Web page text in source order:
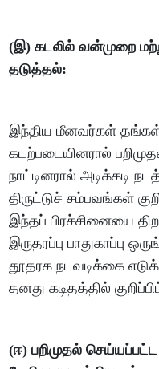
(இ) கடலில் வன்முறை
தடுத்தல்:
இந்திய மீனவர்கள்
கடற்படையினரால்
நாட்டினரால் அடிக்கடி
திருட்டுச் சம்பவங்கள்
இந்தப் பிரச்சினையை
இருதரப்பு பாதுகாப்பு
தூதரக நடவடிக்கை
தனது கடிதத்தில்
(ஈ) பறிமுதல்